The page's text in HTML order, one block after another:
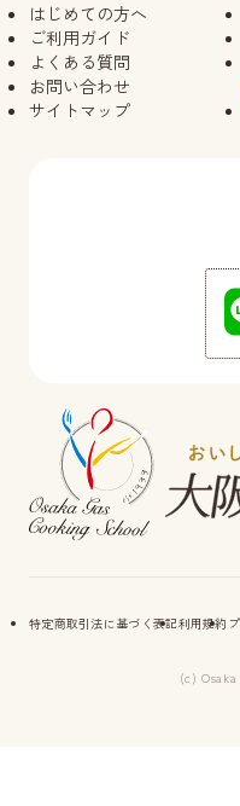
はじめての方へ
ご利用ガイド
よくある質問
お問い合わせ
サイトマップ
特定商取引法に基づく表記利用規約
(c)